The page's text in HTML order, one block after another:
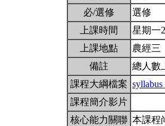
必/選修
選修
上課時間
星期一
上課地點
農經三
備註
總人數
課程大綱檔案
課程簡介影片
核心能力關聯 本課程